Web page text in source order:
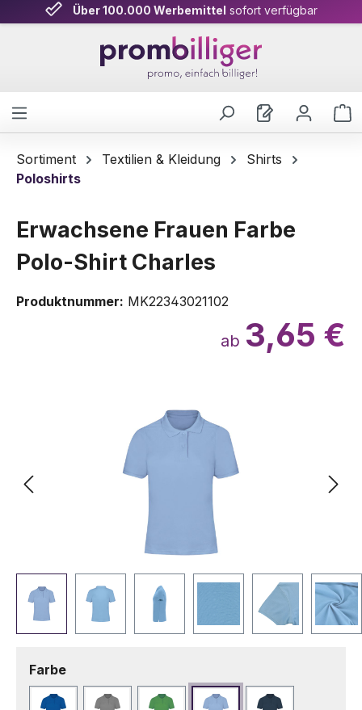
Zum Hauptinhalt springen
Über 100.000 Werbemittel sofort verfügbar
Sortiment Textilien & Kleidung
Shirts
Poloshirts
Erwachsene Frauen Farbe
Polo-Shirt Charles
Produktnummer: MK22343021102
ab 3,65 €
Farbeauswählen